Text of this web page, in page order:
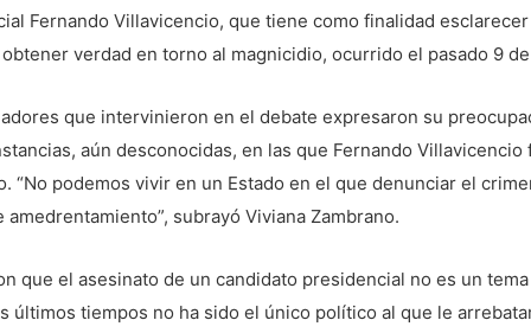
Fernando Villavicencio, que tiene como finalidad
verdad en torno al magnicidio, ocurrido el pasado 9
que intervinieron en el debate expresaron su
aún desconocidas, en las que Fernando Villavicencio
“No podemos vivir en un Estado en el que denunciar el
amedrentamiento”, subrayó Viviana Zambrano.
que el asesinato de un candidato presidencial no es un
últimos tiempos no ha sido el único político al que le